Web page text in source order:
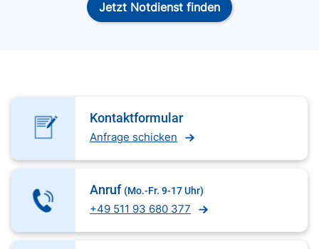
Jetzt Notdienst finden
Kontaktformular
Anfrage schicken
Anruf (Mo.-Fr. 9-17 Uhr)
+49 511 93 680 377